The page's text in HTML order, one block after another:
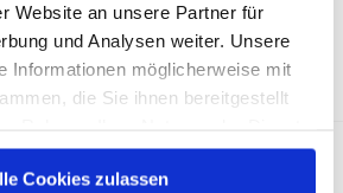
Website an unsere Partner für
und Analysen weiter. Unsere
Informationen möglicherweise mit
die Sie ihnen bereitgestellt
Cookies zulassen
Mail